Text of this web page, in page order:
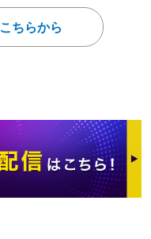
ちらから